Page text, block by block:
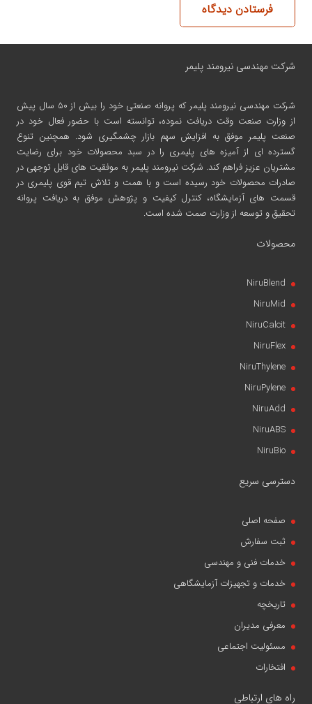
فرستادن دیدگاه
شرکت مهندسی نیرومند پلیمر
شرکت مهندسی نیرومند پلیمر
که پروانه صنعتی خود را بیش از ۵۰ سال پیش
از وزارت صنعت وقت دریافت نموده، توانسته است با حضور فعال خود در
صنعت پلیمر موفق به افزایش سهم بازار چشمگیری شود. همچنین تنوع
گسترده ای از آمیزه های پلیمری را در سبد محصولات خود برای رضایت
مشتریان عزیز فراهم کند. شرکت نیرومند پلیمر به موفقیت های قابل توجهی در
صادرات محصولات خود رسیده است و با همت و تلاش تیم قوی پلیمری در
قسمت های آزمایشگاه، کنترل کیفیت و پژوهش موفق به دریافت پروانه
تحقیق و توسعه از وزارت صمت شده است.
محصولات
NiruBlend
NiruMid
NiruCalcit
NiruFlex
NiruThylene
NiruPylene
NiruAdd
NiruABS
NiruBio
دسترسی سریع
صفحه اصلی
ثبت سفارش
خدمات فنی و مهندسی
خدمات و تجهیزات آزمایشگاهی
تاریخچه
معرفی مدیران
مسئولیت اجتماعی
افتخارات
راه های ارتباطی